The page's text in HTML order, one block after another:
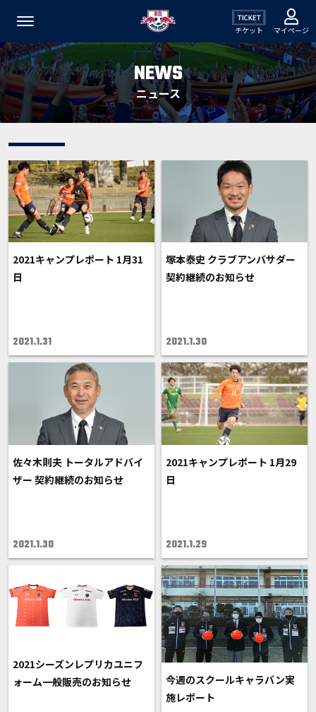
チケット マイページ
NEWS
ニュース
2021キャンプレポート 1月31
日
2021.1.31
塚本泰史 クラブアンバサダー
契約継続のお知らせ
2021.1.30
佐々木則夫 トータルアドバイ
ザー 契約継続のお知らせ
2021.1.30
2021キャンプレポート 1月29
日
2021.1.29
2021シーズンレプリカユニフ
ォーム一般販売のお知らせ
今週のスクールキャラバン実
施レポート